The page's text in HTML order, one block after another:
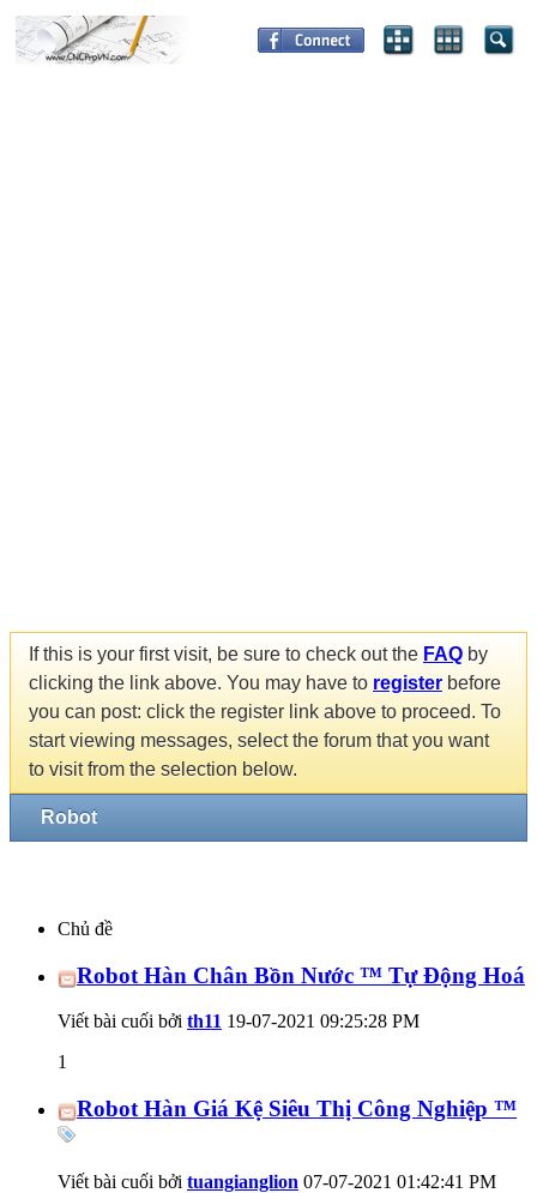
If this is your first visit, be sure to check out the FAQ by
clicking the link above. You may have to register before
you can post: click the register link above to proceed. To
start viewing messages, select the forum that you want
to visit from the selection below.
Robot
Chủ đề
Robot Hàn Chân Bồn Nước ™ Tự Động Hoá
Viết bài cuối bởi th11 19-07-2021 09:25:28 PM
1
Robot Hàn Giá Kệ Siêu Thị Công Nghiệp ™
Viết bài cuối bởi tuangianglion 07-07-2021 01:42:41 PM